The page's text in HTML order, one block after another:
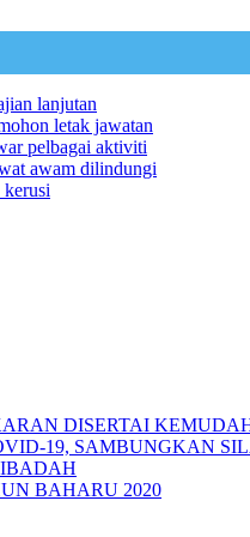
lanjutan
letak jawatan
pelbagai aktiviti
awam dilindungi
DISERTAI
19, SAMBUNGKAN
BAHARU 2020